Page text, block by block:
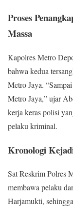
Proses
Massa
Kapolres Metro
bahwa kedua
Metro Jaya.
Metro Jaya,” ujar
kerja keras polisi
pelaku kriminal.
Kronologi
Sat Reskrim Polres
membawa pelaku
Harjamukti,